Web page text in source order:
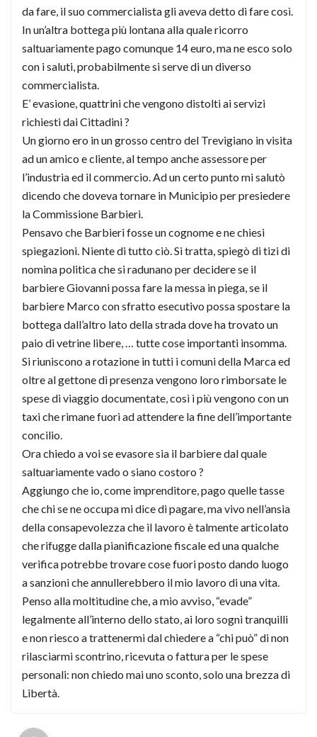
da fare, il suo commercialista gli aveva detto di fare così.
In un’altra bottega più lontana alla quale ricorro
saltuariamente pago comunque 14 euro, ma ne esco solo
con i saluti, probabilmente si serve di un diverso
commercialista.
E’ evasione, quattrini che vengono distolti ai servizi
richiesti dai Cittadini ?
Un giorno ero in un grosso centro del Trevigiano in visita
ad un amico e cliente, al tempo anche assessore per
l’industria ed il commercio. Ad un certo punto mi salutò
dicendo che doveva tornare in Municipio per presiedere
la Commissione Barbieri.
Pensavo che Barbieri fosse un cognome e ne chiesi
spiegazioni. Niente di tutto ciò. Si tratta, spiegò di tizi di
nomina politica che si radunano per decidere se il
barbiere Giovanni possa fare la messa in piega, se il
barbiere Marco con sfratto esecutivo possa spostare la
bottega dall’altro lato della strada dove ha trovato un
paio di vetrine libere, … tutte cose importanti insomma.
Si riuniscono a rotazione in tutti i comuni della Marca ed
oltre al gettone di presenza vengono loro rimborsate le
spese di viaggio documentate, così i più vengono con un
taxi che rimane fuori ad attendere la fine dell’importante
concilio.
Ora chiedo a voi se evasore sia il barbiere dal quale
saltuariamente vado o siano costoro ?
Aggiungo che io, come imprenditore, pago quelle tasse
che chi se ne occupa mi dice di pagare, ma vivo nell’ansia
della consapevolezza che il lavoro è talmente articolato
che rifugge dalla pianificazione fiscale ed una qualche
verifica potrebbe trovare cose fuori posto dando luogo
a sanzioni che annullerebbero il mio lavoro di una vita.
Penso alla moltitudine che, a mio avviso, “evade”
legalmente all’interno dello stato, ai loro sogni tranquilli
e non riesco a trattenermi dal chiedere a “chi può” di non
rilasciarmi scontrino, ricevuta o fattura per le spese
personali: non chiedo mai uno sconto, solo una brezza di
Libertà.